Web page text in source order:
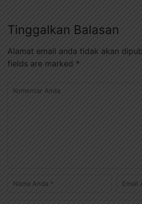
Tinggalkan Balasan
Alamat email anda tidak akan
fields are marked *